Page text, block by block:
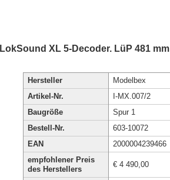
XL 5-Decoder. LüP 481 mm
Hersteller
Modelbex
Artikel-Nr.
I-MX.007/2
Baugröße
Spur 1
Bestell-Nr.
603-10072
EAN
2000004239466
empfohlener Preis
des Herstellers
€ 4 490,00